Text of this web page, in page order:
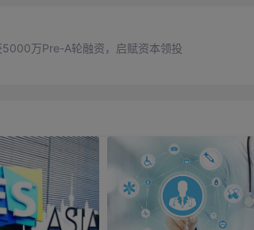
5000万Pre-A轮融资，启赋资本领投